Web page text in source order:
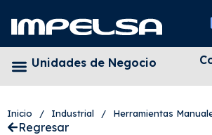
Unidades de Negocio
Inicio / Industrial / Herramientas
Regresar